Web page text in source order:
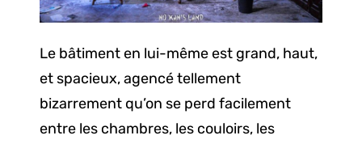
Le bâtiment en lui-même est grand, haut,
et spacieux, agencé tellement
bizarrement qu’on se perd facilement
entre les chambres, les couloirs, les